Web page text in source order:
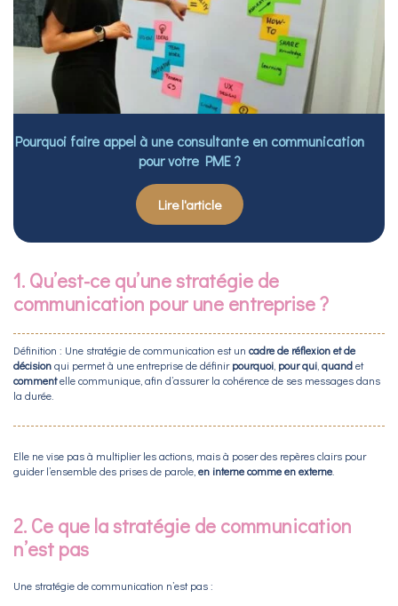
Pourquoi faire appel à une consultante en communication
pour votre PME ?
Lire l'article
1. Qu’est-ce qu’une stratégie de
communication pour une entreprise ?
Définition : Une stratégie de communication est un cadre de réflexion et de
décisionqui permet à une entreprise de définirpourquoi pour qui quandet
commentelle communique, afin d’assurer la cohérence de ses messages dans
la durée.
Elle ne vise pas à multiplier les actions, mais à poser des repères clairs pour
guider l’ensemble des prises de parole, en interne comme en externe
2. Ce que la stratégie de communication
n’est pas
Une stratégie de communication n’est pas :